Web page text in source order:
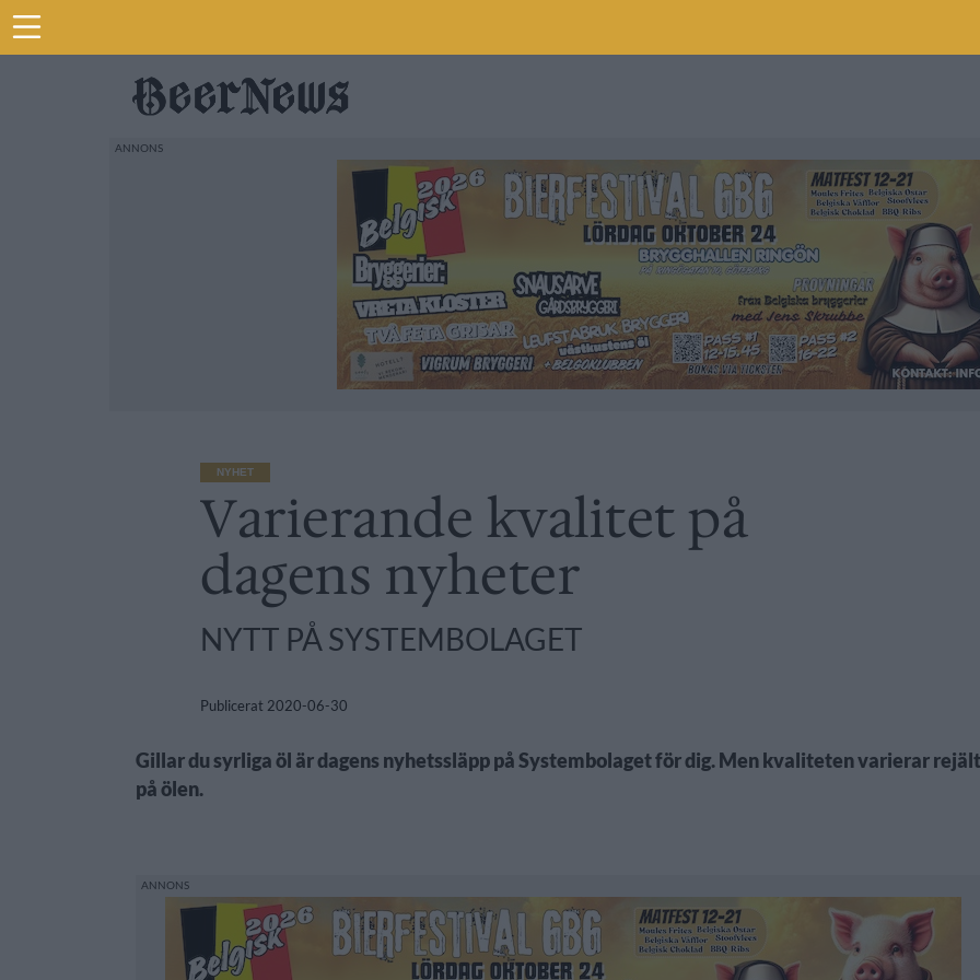
NYHET
Varierande kvalitet på
dagens nyheter
NYTT PÅ SYSTEMBOLAGET
Publicerat 2020-06-30
Gillar du syrliga öl är dagens nyhetssläpp på Systembolaget för dig. Men kvaliteten varierar
på ölen.